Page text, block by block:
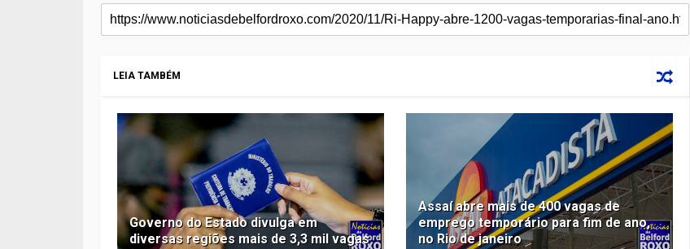
LEIA TAMBÉM
Governo do Estado divulga em
diversas regiões mais de 3,3 mil vagas
Assaí abre mais de 400 vagas de
emprego temporário para fim de ano,
no Rio de janeiro